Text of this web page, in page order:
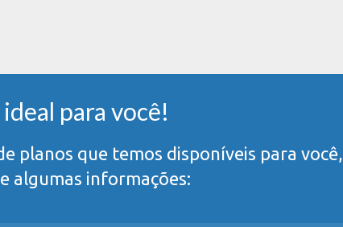
para você!
planos que temos disponíveis para você,
algumas informações: